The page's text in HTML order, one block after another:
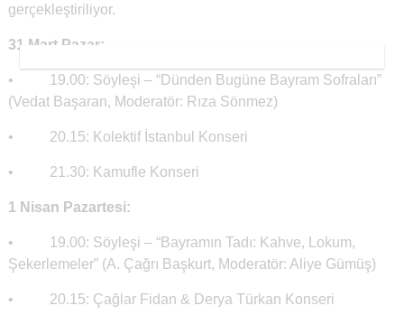
gerçekleştiriliyor.
31 Mart Pazar:
• 19.00: Söyleşi – “Dünden Bugüne Bayram Sofraları”
(Vedat Başaran, Moderatör: Rıza Sönmez)
• 20.15: Kolektif İstanbul Konseri
• 21.30: Kamufle Konseri
1 Nisan Pazartesi:
• 19.00: Söyleşi – “Bayramın Tadı: Kahve, Lokum,
Şekerlemeler” (A. Çağrı Başkurt, Moderatör: Aliye Gümüş)
• 20.15: Çağlar Fidan & Derya Türkan Konseri